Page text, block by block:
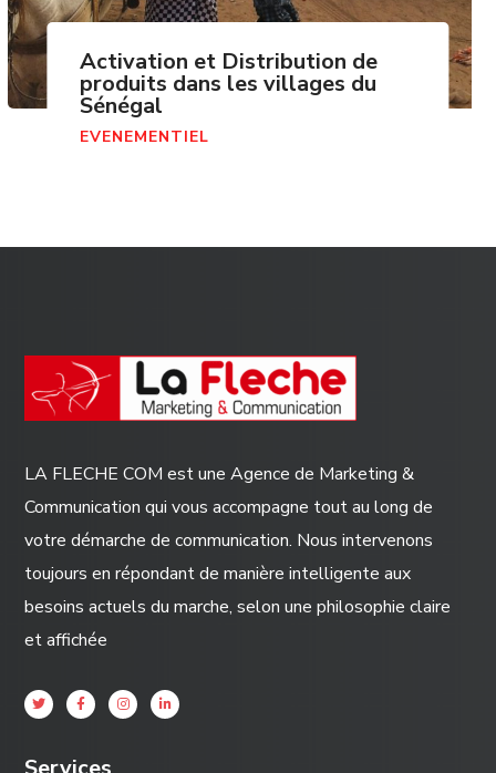
Activation et Distribution de
produits dans les villages du
Sénégal
EVENEMENTIEL
LA FLECHE COM est une Agence de Marketing &
Communication qui vous accompagne tout au long de
votre démarche de communication. Nous intervenons
toujours en répondant de manière intelligente aux
besoins actuels du marche, selon une philosophie claire
et affichée